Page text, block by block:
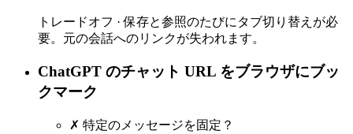
トレードオフ ·保存と参照のたびにタブ切り替えが必
要。元の会話へのリンクが失われます。
ChatGPT のチャット URL をブラウザにブッ
クマーク
✗ 特定のメッセージを固定？